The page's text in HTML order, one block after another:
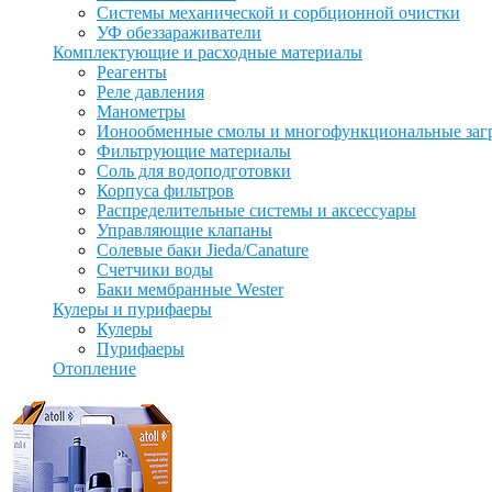
Системы механической и сорбционной очистки
УФ обеззараживатели
Комплектующие и расходные материалы
Реагенты
Реле давления
Манометры
Ионообменные смолы и многофункциональные
Фильтрующие материалы
Соль для водоподготовки
Корпуса фильтров
Распределительные системы и аксессуары
Управляющие клапаны
Солевые баки Jieda/Canature
Счетчики воды
Баки мембранные Wester
Кулеры и пурифаеры
Кулеры
Пурифаеры
Отопление